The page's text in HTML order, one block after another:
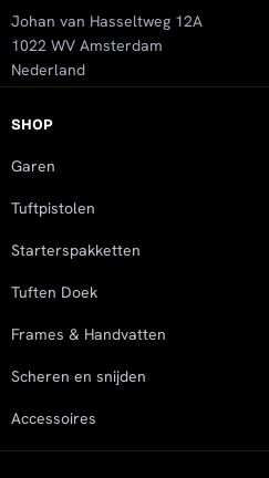
SHOP
Garen
Tuftpistolen
Starterspakketten
Tuften Doek
Frames & Handvatten
Scheren en snijden
Accessoires
Johan van Hasseltweg 12A
1022 WV Amsterdam
Nederland